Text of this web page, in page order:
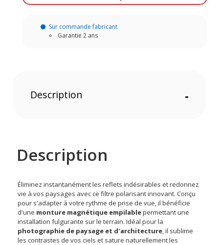
Sur commande fabricant
Garantie 2 ans
Description -
Description
Éliminez instantanément les reflets indésirables et redonnez
vie à vos paysages avec ce filtre polarisant innovant. Conçu
pour s'adapter à votre rythme de prise de vue, il bénéficie
d'une monture magnétique empilablepermettant une
installation fulgurante sur le terrain. Idéal pour la
photographie de paysage et d'architecture, il sublime
les contrastes de vos ciels et sature naturellement les